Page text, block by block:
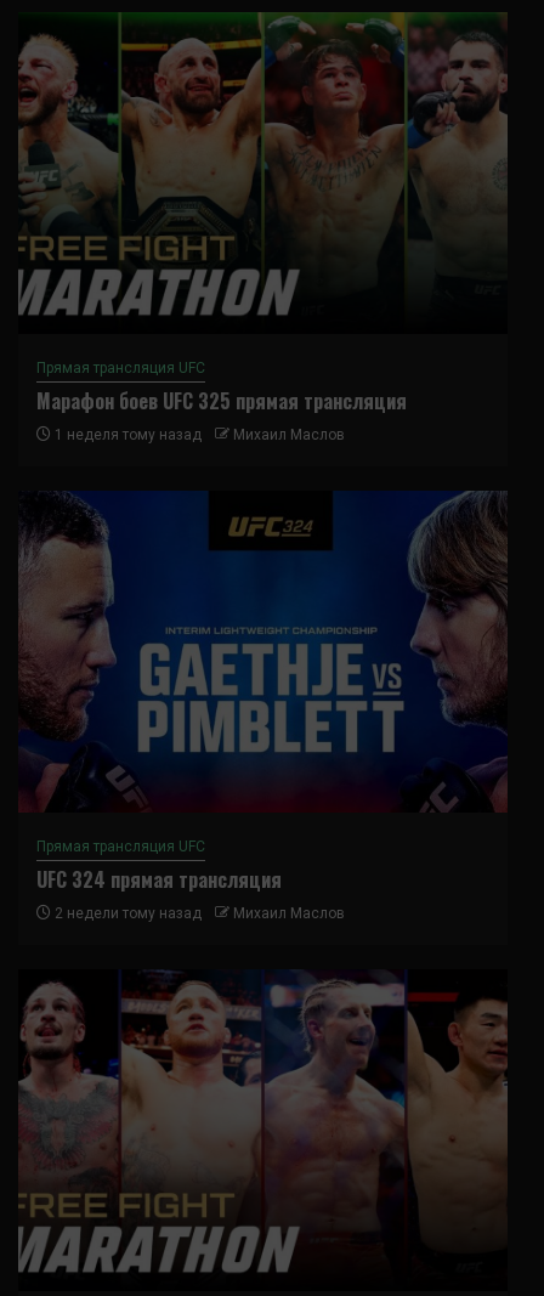
Прямая трансляция UFC
Марафон боев UFC 325 прямая трансляция
1 неделя тому назад Михаил Маслов
Прямая трансляция UFC
UFC 324 прямая трансляция
2 недели тому назад Михаил Маслов